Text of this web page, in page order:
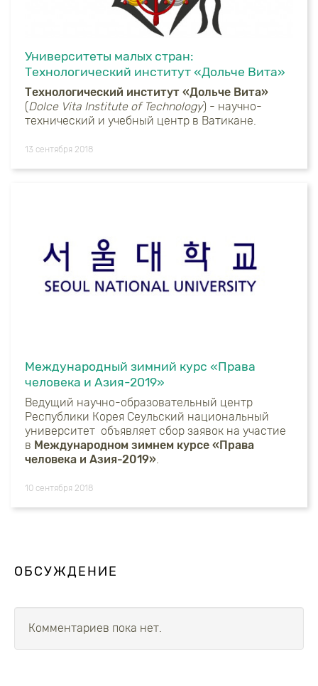
Университеты малых стран:
Технологический институт «Дольче Вита»
Технологический институт «Дольче Вита»
(Dolce Vita Institute of Technology) - научно-
технический и учебный центр в Ватикане.
13 сентября 2018
Международный зимний курс «Права
человека и Азия-2019»
Ведущий научно-образовательный центр
Республики Корея Сеульский национальный
университет объявляет сбор заявок на участие
в Международном зимнем курсе «Права
человека и Азия-2019».
10 сентября 2018
ОБСУЖДЕНИЕ
Комментариев пока нет.